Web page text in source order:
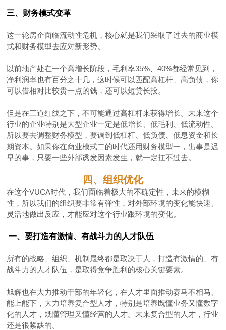
三、财务模式变革
这一轮房企面临流动性危机，核心就是我们采取了过去的商业模
式和财务模型去应对新形势。
以前地产处在一个高增长阶段，毛利率35%、40%都经常见到，
净利润率也有百分之十几，这时候可以匹配高杠杆、高负债，你
可以借相对比较贵一点的钱，还可以短贷长投。
但是在三道红线之下，不可能通过高杠杆来获得增长。未来这个
行业的企业特别是大型企业一定是低增长、低毛利、低流动性。
所以要去调整财务模型，要调到低杠杆、低负债、低息资金和长
期资本。如果你在商业模式二的时代还用财务模型一，出事是迟
早的事，只要一些外部诱发因素发生，就一定扛不过去。
四、组织优化
在这个VUCA时代，我们面临着极大的不确定性，未来的模糊
性，所以我们的组织要非常有弹性，对外部环境的变化能快速、
灵活地做出反应，才能应对这个行业跟环境的变化。
一、要打造有激情、有战斗力的人才队伍
所有的战略、组织、机制最终都是取决于人，打造有激情的、有
战斗力的人才队伍，是取得竞争胜利的核心关键要素。
旭辉也在大力推动干部的年轻化，在人才里面推动赛马不相马、
能上能下，大力培养复合型人才，特别是培养既懂业务又懂数字
化的人才，既懂管理又懂经营的人才。未来复合型的人才，行业
还是很紧缺的。